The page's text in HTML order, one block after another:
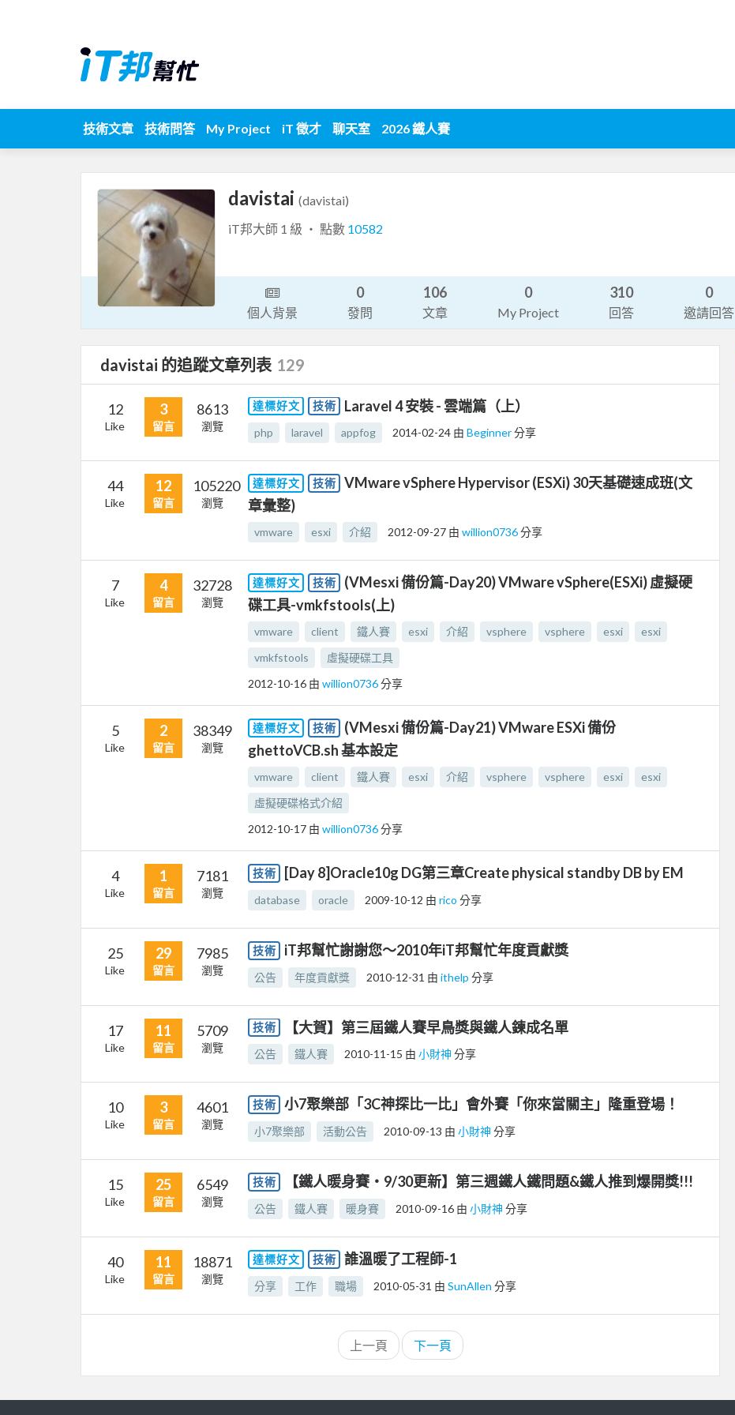
技術文章 技術問答 My Project iT 徵才 聊天室 2026 鐵人賽
davistai (davistai)
iT邦大師 1 級 ‧ 點數 10582
個人背景
0
發問
106
文章
0
My Project
310
回答
0
邀請回答
davistai 的追蹤文章列表 129
12
Like
3
留言
8613
瀏覽
達標好文 技術 Laravel 4 安裝 - 雲端篇（上）
php laravel appfog 2014-02-24 由 Beginner分享
44
Like
12
留言
105220
瀏覽
達標好文 技術
VMware vSphere Hypervisor (ESXi) 30天基礎速成班(文
章彙整)
vmware esxi 介紹 2012-09-27 由 willion0736分享
7
Like
4
留言
32728
瀏覽
達標好文 技術
(VMesxi 備份篇-Day20) VMware vSphere(ESXi) 虛擬硬
碟工具-vmkfstools(上)
vmware client 鐵人賽 esxi 介紹 vsphere vsphere esxi
esxi
vmkfstools
虛擬硬碟工具
2012-10-16 由 willion0736分享
5
Like
2
留言
38349
瀏覽
達標好文 技術
(VMesxi 備份篇-Day21) VMware ESXi 備份
ghettoVCB.sh 基本設定
vmware client 鐵人賽 esxi 介紹 vsphere vsphere esxi
esxi
虛擬硬碟格式介紹
2012-10-17 由 willion0736分享
4
Like
1
留言
7181
瀏覽
技術 [Day 8]Oracle10g DG第三章Create physical standby DB by EM
database oracle 2009-10-12 由 rico 分享
25
Like
29
留言
7985
瀏覽
技術 iT邦幫忙謝謝您～2010年iT邦幫忙年度貢獻獎
公告 年度貢獻獎 2010-12-31 由 ithelp 分享
17
Like
11
留言
5709
瀏覽
技術 【大賀】第三屆鐵人賽早鳥獎與鐵人鍊成名單
公告 鐵人賽 2010-11-15 由 小財神 分享
10
Like
3
留言
4601
瀏覽
技術 小7聚樂部「3C神探比一比」會外賽「你來當關主」隆重登場！
小7聚樂部 活動公告 2010-09-13 由 小財神 分享
15
Like
25
留言
6549
瀏覽
技術 【鐵人暖身賽‧9/30更新】第三週鐵人鐵問題&鐵人推到爆開獎!!!
公告 鐵人賽 暖身賽 2010-09-16 由 小財神 分享
40
Like
11
留言
18871
瀏覽
達標好文 技術 誰溫暖了工程師-1
分享 工作 職場 2010-05-31 由 SunAllen 分享
上一頁 下一頁